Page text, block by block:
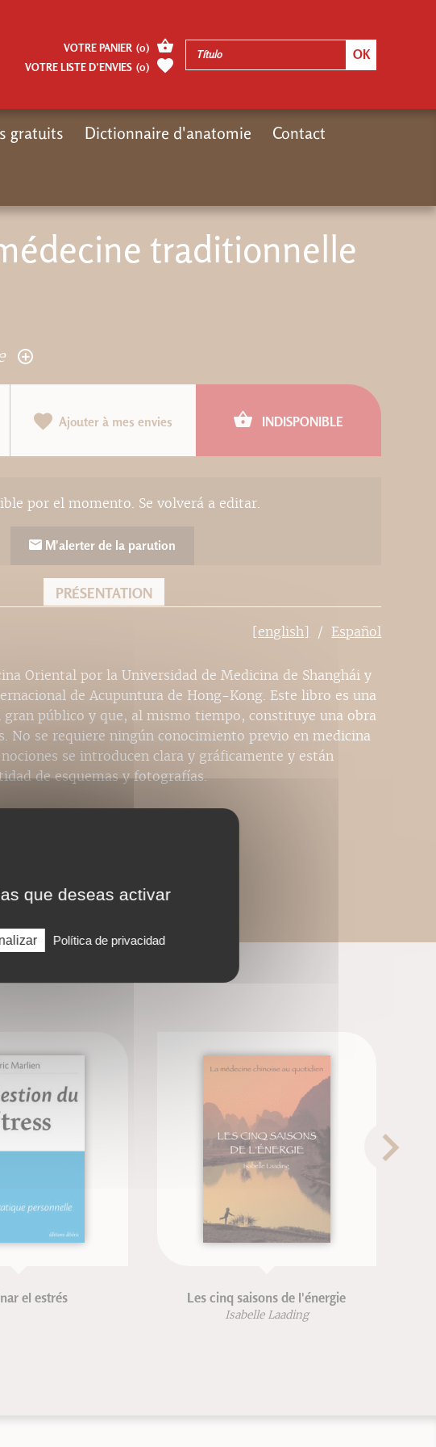
traditionnelle
Ajouter à mes envies INDISPONIBLE
por el momento. Se volverá a editar.
M'alerter de la parution
PRÉSENTATION
[english] Español
Oriental por la Universidad de Medicina de Shanghái y
de Acupuntura de Hong-Kong. Este libro es una
gran público y que, al mismo tiempo, constituye una obra
No se requiere ningún conocimiento previo en medicina
se introducen clara y gráficamente y están
de esquemas y fotografías.
el estrés Les cinq saisons de l'énergie
Isabelle Laading
VOTRE PANIER (0)
VOTRE LISTE D’ENVIES (0)
gratuits Dictionnaire d'anatomie Contact
que deseas activar
Política de privacidad